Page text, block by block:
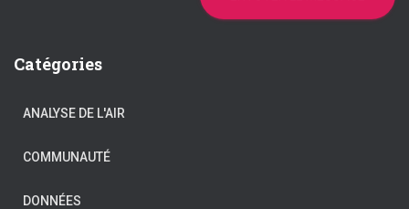
Catégories
ANALYSE DE L'AIR
COMMUNAUTÉ
DONNÉES